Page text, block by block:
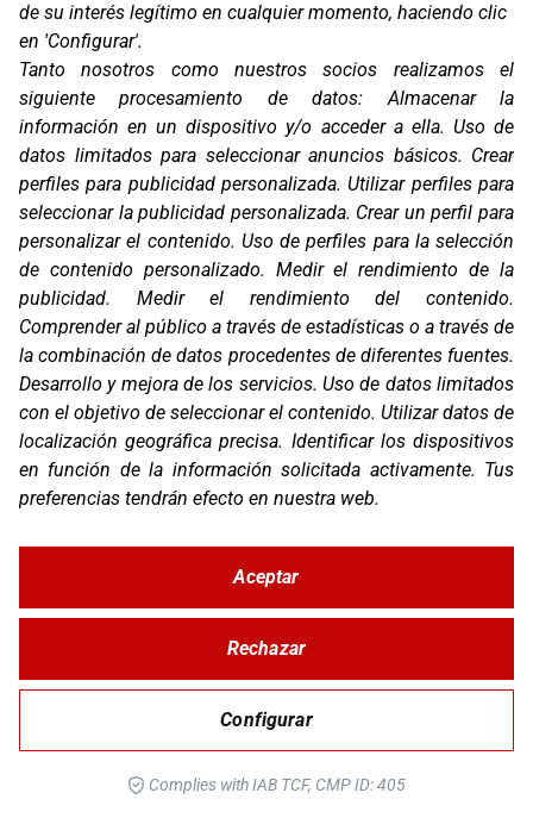
PROT. KTM 790 ADVENTURE R RALLY 18-19
PROT. KTM 890 ADVENTURE R RALLY 20-21
de su interés legítimo en cualquier momento, haciendo clic
en 'Configurar'.
Tanto nosotros como nuestros socios realizamos el
siguiente procesamiento de datos:Almacenar la
información en un dispositivo y/o acceder a ella. Uso de
datos limitados para seleccionar anuncios básicos. Crear
perfiles para publicidad personalizada.Utilizar perfiles para
seleccionar la publicidad personalizada. Crear un perfil para
personalizar el contenido. Uso de perfiles para la selección
de contenido personalizado. Medir el rendimiento de la
publicidad. Medir el rendimiento del contenido.
Comprender al público a través de estadísticas o a través de
la combinación de datos procedentes de diferentes fuentes.
Desarrollo y mejora de los servicios.Uso de datos limitados
con el objetivo de seleccionar el contenido. Utilizar datos de
localización geográfica precisa. Identificar los dispositivos
en función de la información solicitada activamente. Tus
preferencias tendrán efecto en nuestra web.
Configurar
Rechazar
Aceptar
Complies with IAB TCF, CMP ID: 405